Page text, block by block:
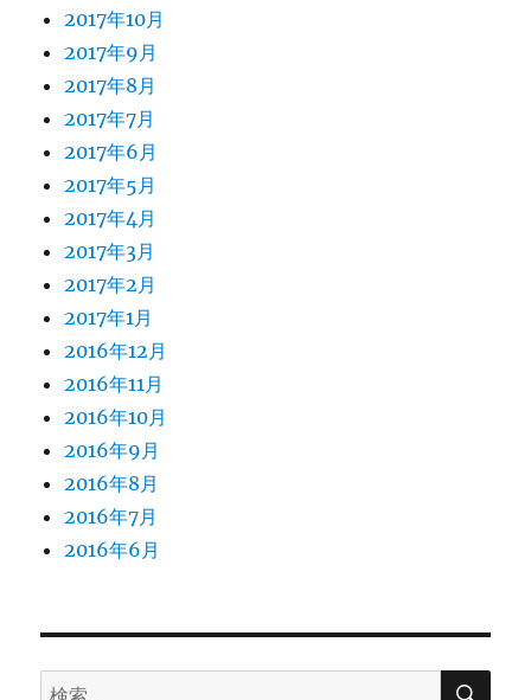
2017年10月
2017年9月
2017年8月
2017年7月
2017年6月
2017年5月
2017年4月
2017年3月
2017年2月
2017年1月
2016年12月
2016年11月
2016年10月
2016年9月
2016年8月
2016年7月
2016年6月
検
検